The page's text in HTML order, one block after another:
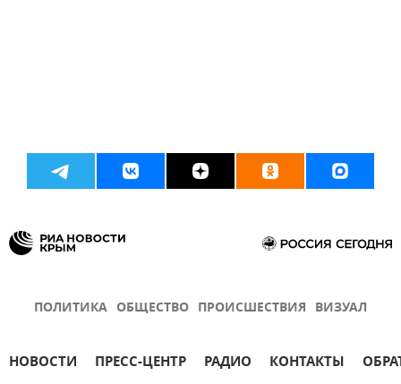
ПОЛИТИКА ОБЩЕСТВО ПРОИСШЕСТВИЯ ВИЗУАЛ
НОВОСТИ ПРЕСС-ЦЕНТР РАДИО КОНТАКТЫ